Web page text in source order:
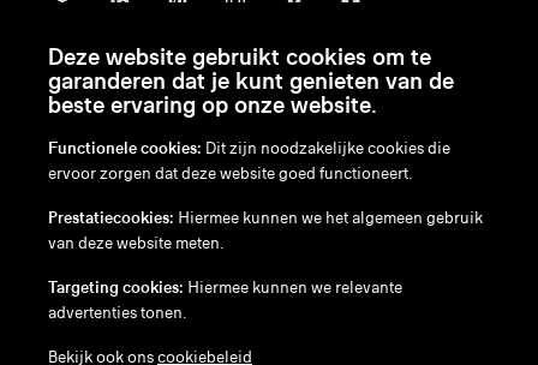
en/nl/fr/de
Disclaimer
Cookiebeleid
Deze website gebruikt cookies om te
garanderen dat je kunt genieten van de
beste ervaring op onze website.
Functionele cookies: Dit zijn noodzakelijke cookies die
ervoor zorgen dat deze website goed functioneert.
Prestatiecookies: Hiermee kunnen we het algemeen gebruik
van deze website meten.
Targeting cookies: Hiermee kunnen we relevante
advertenties tonen.
Bekijk ook onscookiebeleid